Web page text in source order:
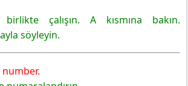
çalışın. A kısmına bakın.
söyleyin.
number.